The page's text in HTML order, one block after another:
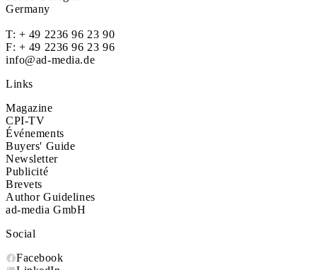
Germany
T: + 49 2236 96 23 90
F: + 49 2236 96 23 96
info@ad-media.de
Links
Magazine
CPI-TV
Événements
Buyers' Guide
Newsletter
Publicité
Brevets
Author Guidelines
ad-media GmbH
Social
Facebook